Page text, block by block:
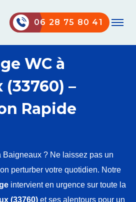
06 28 75 80 41
WC à
–
Rapide
Baigneaux ? Ne laissez pas un
perturber votre quotidien. Notre
intervient en urgence sur toute la
(33760) et ses alentours pour un